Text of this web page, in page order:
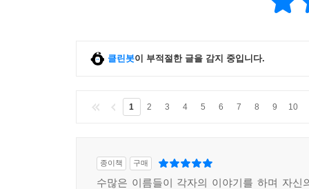
클린봇이 부적절한 글을 감지 중입니다.
1 2 3 4 5 6 7 8 9 10
종이책 구매
수많은 이름들이 각자의 이야기를 하며 자신